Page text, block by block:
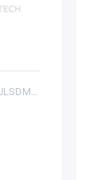
Код товара: BDLKULSDMINHD